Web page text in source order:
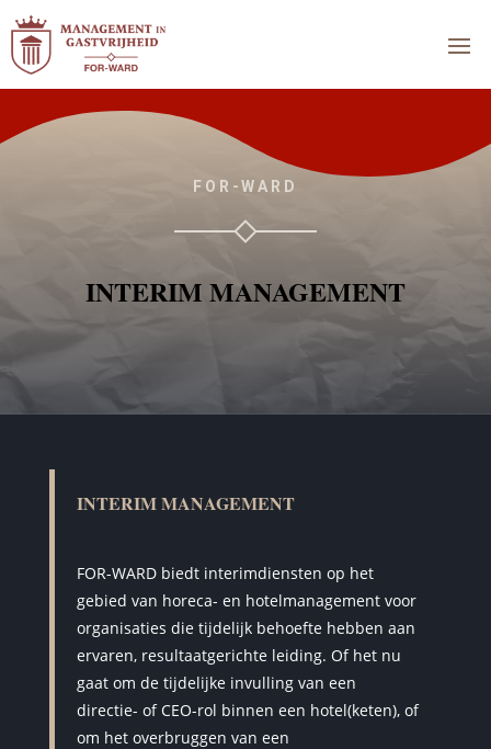
FOR-WARD
INTERIM MANAGEMENT
INTERIM MANAGEMENT
FOR-WARD biedt interimdiensten op het
gebied van horeca- en hotelmanagement voor
organisaties die tijdelijk behoefte hebben aan
ervaren, resultaatgerichte leiding. Of het nu
gaat om de tijdelijke invulling van een
directie- of CEO-rol binnen een hotel(keten), of
om het overbruggen van een